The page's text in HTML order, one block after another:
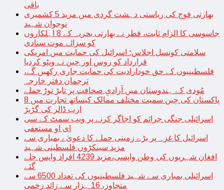
باقی
بھارتی فوج کی ریاستی دہشت گردی میں مزید 5 کشمیری
نوجوان شہید
جاسوسی کا الزام ثابت، قطر نے بھارتی بحریہ کے 8 اہلکاروں
کو سزائے موت سنادی
سلامتی کونسل اجلاس؛ اسرائیل کی حمایت میں امریکی
قرارداد کو روس اور چین نے ویٹو کردیا
فلسطینیوں کے حق خودارادیت کی حمایت جاری رکھیں گے،
ترجمان دفتر خارجہ
مُودی کے ہندوستان میں آزادیِ صحافت پر تابڑ توڑ حملے
پاکستان کی چین سمیت مختلف ممالک کیساتھ تجارت میں 8
ارب ڈالر کی گڑبڑ
اسرائیلی جنگی جرائم کو اجاگر کرنے پر ویب سمٹ کے سی
ای او مستعفی
اسرائیل کا غزہ پر بڑے زمینی حملے کا دعویٰ ، بمباری سے
مزید سینکڑوں فلسطینی شہید
افغان شہریوں کی وطن واپسی،مزید 4239 افراد واپس چلے
گئے
اسرائیلی بمباری سے شہید فلسطینیوں کی تعداد 6500 سے
متجاوز، 16 ہزار سے زائد زخمی